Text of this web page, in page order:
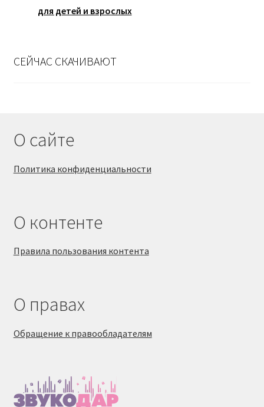
для детей и взрослых
СЕЙЧАС СКАЧИВАЮТ
О сайте
Политика конфиденциальности
О контенте
Правила пользования контента
О правах
Обращение к правообладателям